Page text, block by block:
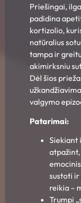
Priešingai,
padidina
kortizolio,
natūralius
tampa ir
akimirksniu
Dėl šios
valgymo
Patarimai:
Siekiant
sustoti ir
reikia –
Trumpi